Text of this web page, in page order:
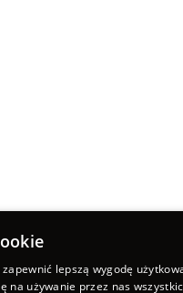
lepszą wygodę
na używanie przez nas